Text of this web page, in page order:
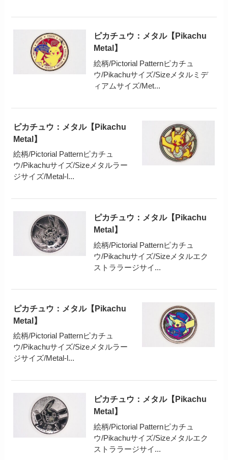
ピカチュウ：メタル【Pikachu
Metal】
絵柄/Pictorial Patternピカチュ
ウ/Pikachuサイズ/Sizeメタルミデ
ィアムサイズ/Met...
ピカチュウ：メタル【Pikachu
Metal】
絵柄/Pictorial Patternピカチュ
ウ/Pikachuサイズ/Sizeメタルラー
ジサイズ/Metal-l...
ピカチュウ：メタル【Pikachu
Metal】
絵柄/Pictorial Patternピカチュ
ウ/Pikachuサイズ/Sizeメタルエク
ストララージサイ...
ピカチュウ：メタル【Pikachu
Metal】
絵柄/Pictorial Patternピカチュ
ウ/Pikachuサイズ/Sizeメタルラー
ジサイズ/Metal-l...
ピカチュウ：メタル【Pikachu
Metal】
絵柄/Pictorial Patternピカチュ
ウ/Pikachuサイズ/Sizeメタルエク
ストララージサイ...